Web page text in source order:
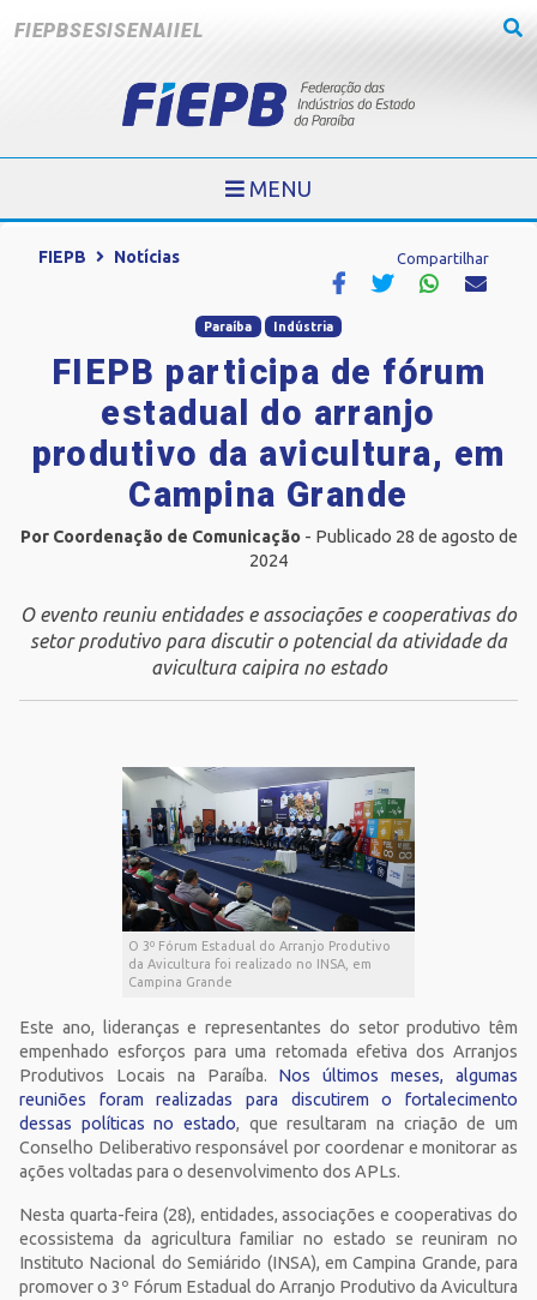
FIEPBSESISENAIIEL
MENU
FIEPB Notícias Compartilhar
Paraíba Indústria
FIEPB participa de fórum
estadual do arranjo
produtivo da avicultura, em
Campina Grande
Por Coordenação de Comunicação- Publicado 28 de agosto de
2024
O evento reuniu entidades e associações e cooperativas do
setor produtivo para discutir o potencial da atividade da
avicultura caipira no estado
O 3º Fórum Estadual do Arranjo Produtivo
da Avicultura foi realizado no INSA, em
Campina Grande
Este ano, lideranças e representantes do setor produtivo têm
empenhado esforços para uma retomada efetiva dos Arranjos
Produtivos Locais na Paraíba. Nos últimos meses, algumas
reuniões foram realizadas para discutirem o fortalecimento
dessas políticas no estado, que resultaram na criação de um
Conselho Deliberativo responsável por coordenar e monitorar as
ações voltadas para o desenvolvimento dos APLs.
Nesta quarta-feira (28), entidades, associações e cooperativas do
ecossistema da agricultura familiar no estado se reuniram no
Instituto Nacional do Semiárido (INSA), em Campina Grande, para
promover o 3º Fórum Estadual do Arranjo Produtivo da Avicultura